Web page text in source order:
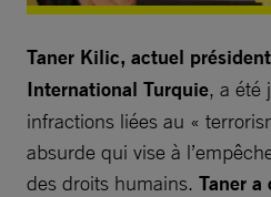
Taner Kilic, actuel
International Turquie, a été
infractions liées au «
absurde qui vise à
des droits humains. Taner a